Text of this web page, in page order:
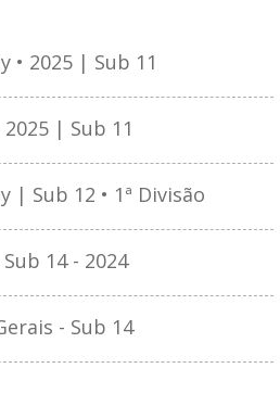
2025 | Sub 11
| Sub 11
| Sub 12 • 1ª Divisão
14 - 2024
- Sub 14